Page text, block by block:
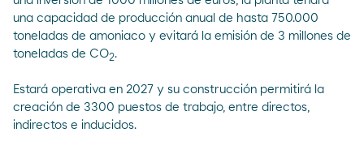
una capacidad de producción anual de hasta 750.000
toneladas de amoniaco y evitará la emisión de 3 millones de
toneladas de CO2.
Estará operativa en 2027 y su construcción permitirá la
creación de 3300 puestos de trabajo, entre directos,
indirectos e inducidos.